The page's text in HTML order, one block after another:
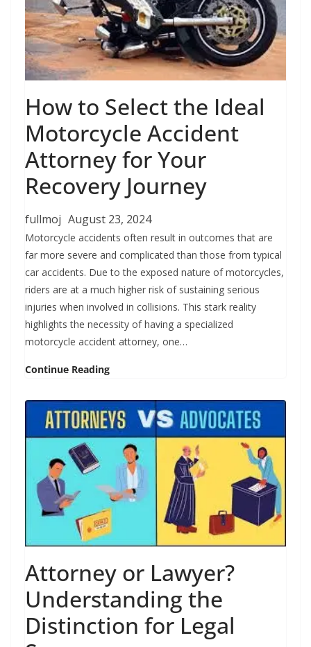
How to Select the Ideal
Motorcycle Accident
Attorney for Your
Recovery Journey
fullmoj August 23, 2024
Motorcycle accidents often result in outcomes that are
far more severe and complicated than those from typical
car accidents. Due to the exposed nature of motorcycles,
riders are at a much higher risk of sustaining serious
injuries when involved in collisions. This stark reality
highlights the necessity of having a specialized
motorcycle accident attorney, one…
Continue Reading
Attorney or Lawyer?
Understanding the
Distinction for Legal